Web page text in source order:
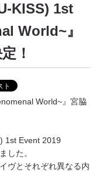
KISS) 1st
World~』
！
World~』宮脇
1st Event 2019
した。
ヴとそれぞれ異なる内